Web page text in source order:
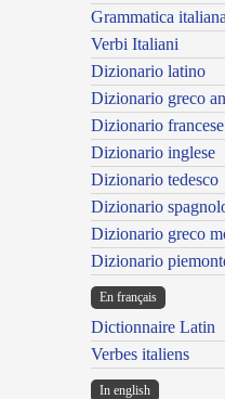
Grammatica italiana
Verbi Italiani
Dizionario latino
Dizionario greco
Dizionario francese
Dizionario inglese
Dizionario tedesco
Dizionario
Dizionario greco
Dizionario
En français
Dictionnaire Latin
Verbes italiens
In english